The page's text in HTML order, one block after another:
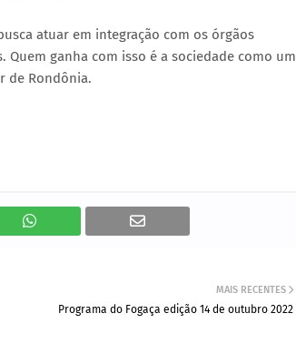
atuar em integração com os órgãos
ganha com isso é a sociedade como um
de Rondônia.
MAIS RECENTES
Programa do Fogaça edição 14 de outubro 2022